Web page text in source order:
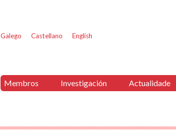
Galego Castellano English
Membros Investigación Actualidade